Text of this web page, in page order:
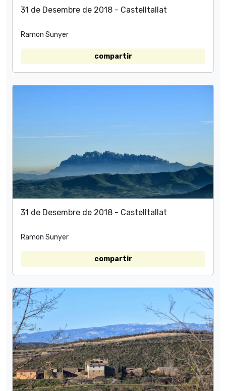
31 de Desembre de 2018 - Castelltallat
Ramon Sunyer
compartir
31 de Desembre de 2018 - Castelltallat
Ramon Sunyer
compartir